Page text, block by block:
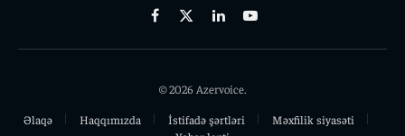
Facebook
X
LinkedinYoutube
© 2026 Azervoice.
Əlaqə
Haqqımızda İstifadə şərtləri
Məxfilik siyasəti